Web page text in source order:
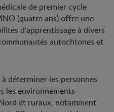
de premier cycle
(quatre ans) offre une
d’apprentissage à divers
autochtones et
déterminer les personnes
les environnements
et ruraux, notamment